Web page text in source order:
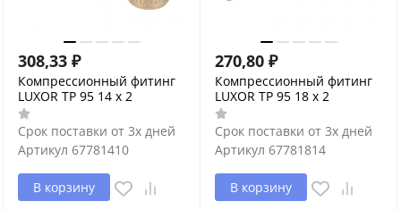
308,33 ₽
Компрессионный фитинг
LUXOR ТР 95 14 х 2
Срок поставки от 3х дней
Артикул 67781410
В корзину
270,80 ₽
Компрессионный фитинг
LUXOR ТР 95 18 х 2
Срок поставки от 3х дней
Артикул 67781814
В корзину